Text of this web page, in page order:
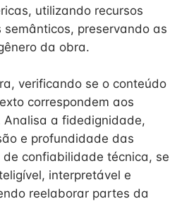
utilizando recursos
semânticos, preservando as
da obra.
verificando se o conteúdo
correspondem aos
Analisa a fidedignidade,
e profundidade das
de confiabilidade técnica, se
interpretável e
reelaborar partes da